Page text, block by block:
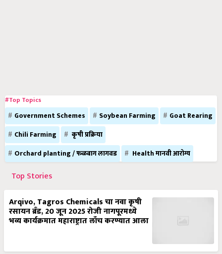
#Top Topics
Government Schemes Soybean Farming
Goat Rearing
Chili Farming
कृषी प्रक्रिया
Orchard planting / फळबाग लागवड
Health मानवी आरोग्य
Top Stories
Arqivo, Tagros Chemicals चा नवा कृषी
रसायन ब्रँड, 20 जून 2025 रोजी नागपूरमध्ये
भव्य कार्यक्रमात महाराष्ट्रात लाँच करण्यात आला